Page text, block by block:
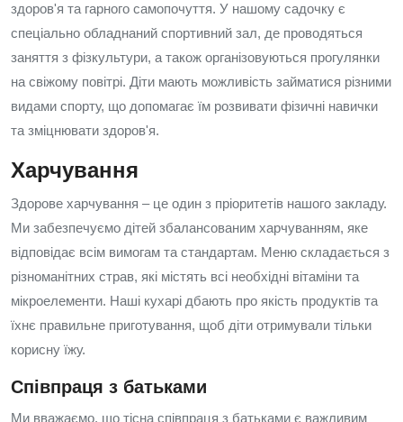
здоров'я та гарного самопочуття. У нашому садочку є
спеціально обладнаний спортивний зал, де проводяться
заняття з фізкультури, а також організовуються прогулянки
на свіжому повітрі. Діти мають можливість займатися різними
видами спорту, що допомагає їм розвивати фізичні навички
та зміцнювати здоров'я.
Харчування
Здорове харчування – це один з пріоритетів нашого закладу.
Ми забезпечуємо дітей збалансованим харчуванням, яке
відповідає всім вимогам та стандартам. Меню складається з
різноманітних страв, які містять всі необхідні вітаміни та
мікроелементи. Наші кухарі дбають про якість продуктів та
їхнє правильне приготування, щоб діти отримували тільки
корисну їжу.
Співпраця з батьками
Ми вважаємо, що тісна співпраця з батьками є важливим